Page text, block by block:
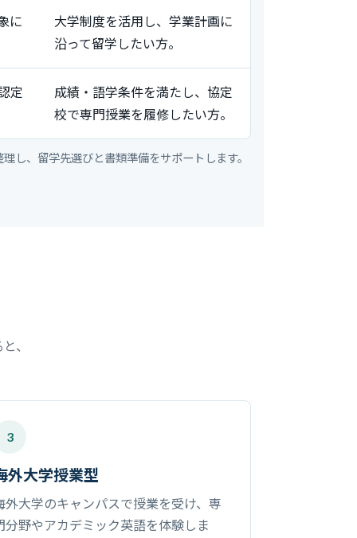
に
大学制度を活用し、学業計画に
沿って留学したい方。
定
成績・語学条件を満たし、協定
校で専門授業を履修したい方。
し、留学先選びと書類準備をサポートします。
、
3
外大学授業型
外大学のキャンパスで授業を受け、専
分野やアカデミック英語を体験しま